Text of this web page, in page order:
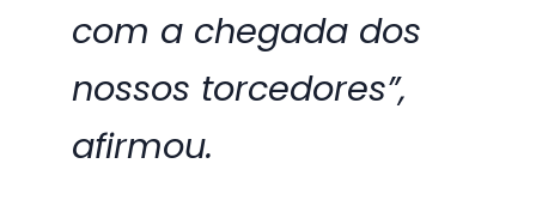
com a chegada dos
nossos torcedores”,
afirmou.